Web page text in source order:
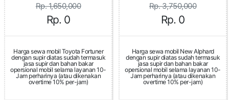
Rp. 1,650,000
Rp. 0
Harga sewa mobil Toyota Fortuner
dengan supir diatas sudah termasuk
jasa supir dan bahan bakar
opersional mobil selama layanan 10-
Jam perharinya (atau dikenakan
overtime 10% per-jam)
Rp. 3,750,000
Rp. 0
Harga sewa mobil New Alphard
dengan supir diatas sudah termasuk
jasa supir dan bahan bakar
opersional mobil selama layanan 10-
Jam perharinya (atau dikenakan
overtime 10% per-jam)